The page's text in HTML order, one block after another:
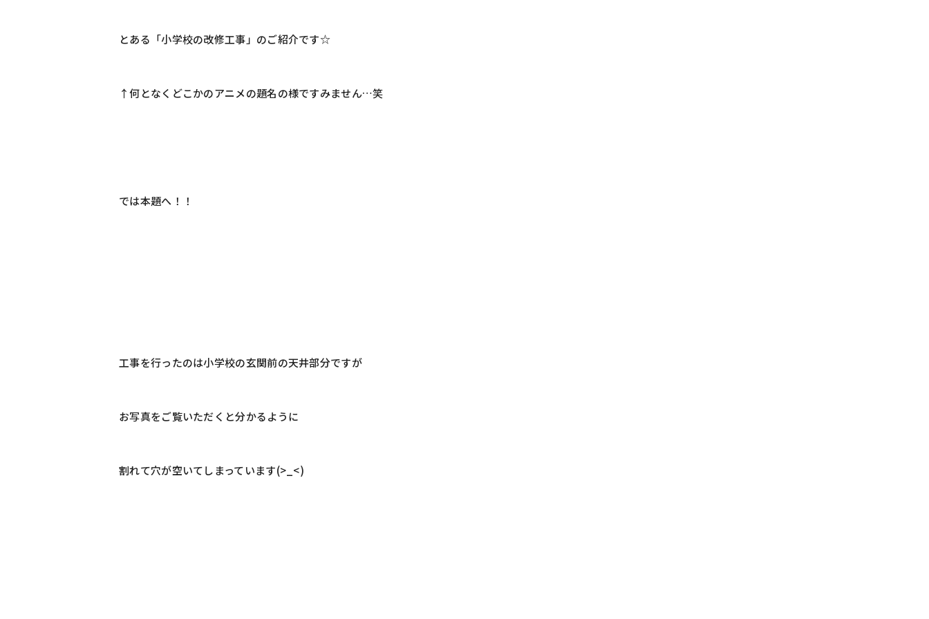
とある「小学校の改修工事」のご紹介です☆
↑何となくどこかのアニメの題名の様ですみません…笑
では本題へ！！
工事を行ったのは小学校の玄関前の天井部分ですが
お写真をご覧いただくと分かるように
割れて穴が空いてしまっています(>_<)